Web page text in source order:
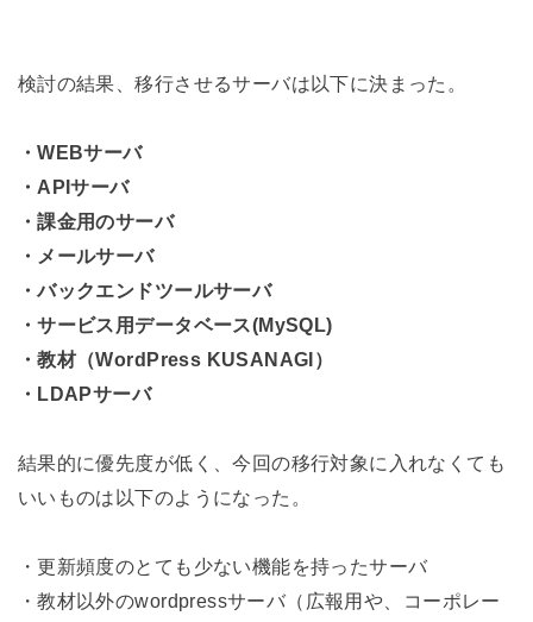
検討の結果、移行させるサーバは以下に決まった。
・WEBサーバ
・APIサーバ
・課金用のサーバ
・メールサーバ
・バックエンドツールサーバ
・サービス用データベース(MySQL)
・教材（WordPress KUSANAGI）
・LDAPサーバ
結果的に優先度が低く、今回の移行対象に入れなくても
いいものは以下のようになった。
・更新頻度のとても少ない機能を持ったサーバ
・教材以外のwordpressサーバ（広報用や、コーポレー